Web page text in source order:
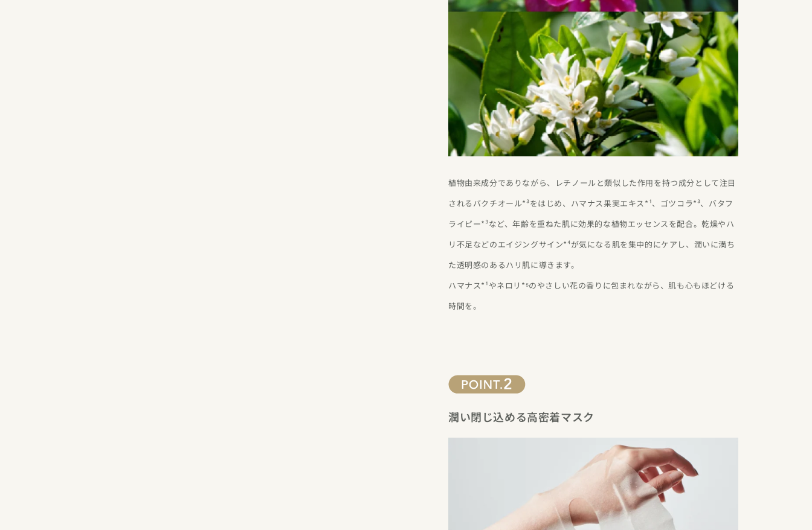
植物由来成分でありながら、レチノールと類似した作用を持つ成分として注目
されるバクチオール*³をはじめ、ハマナス果実エキス*¹、ゴツコラ*³、バタフ
ライピー*³など、年齢を重ねた肌に効果的な植物エッセンスを配合。乾燥やハ
リ不足などのエイジングサイン*⁴が気になる肌を集中的にケアし、潤いに満ち
た透明感のあるハリ肌に導きます。
ハマナス*¹やネロリ*⁵のやさしい花の香りに包まれながら、肌も心もほどける
時間を。
潤い閉じ込める高密着マスク